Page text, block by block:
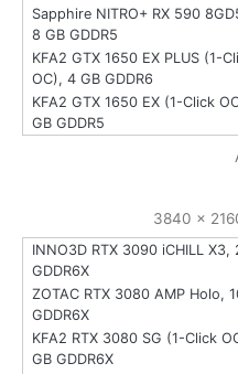
Sapphire NITRO+ RX 590
8 GB GDDR5
KFA2 GTX 1650 EX PLUS (1-
OC), 4 GB GDDR6
KFA2 GTX 1650 EX (1-Click
GB GDDR5
3840 x
INNO3D RTX 3090 iCHILL X3,
GDDR6X
ZOTAC RTX 3080 AMP Holo,
GDDR6X
KFA2 RTX 3080 SG (1-Click
GB GDDR6X